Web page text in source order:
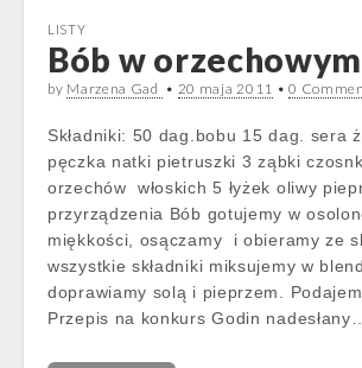
LISTY
Bób w
by Marzena Gad • 20 maja 2011 •0
Składniki: 50 dag.bobu 15 dag. sera
pęczka natki pietruszki 3 ząbki
orzechów włoskich 5 łyżek oliwy
przyrządzenia Bób gotujemy w
miękkości, osączamy i obieramy ze
wszystkie składniki miksujemy w
doprawiamy solą i pieprzem.
Przepis na konkurs Godin nadesłany…